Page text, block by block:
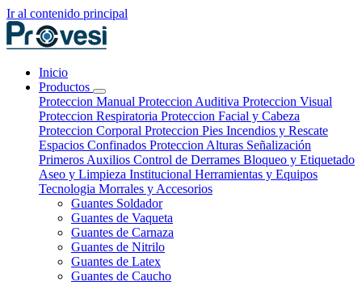
Ir al contenido principal
Inicio
Productos
Proteccion Manual Proteccion Auditiva Proteccion Visual
Proteccion Respiratoria Proteccion Facial y Cabeza
Proteccion Corporal Proteccion Pies Incendios y Rescate
Espacios Confinados Proteccion Alturas Señalización
Primeros Auxilios Control de Derrames Bloqueo y Etiquetado
Aseo y Limpieza Institucional Herramientas y Equipos
Tecnologia Morrales y Accesorios
Guantes Soldador
Guantes de Vaqueta
Guantes de Carnaza
Guantes de Nitrilo
Guantes de Latex
Guantes de Caucho